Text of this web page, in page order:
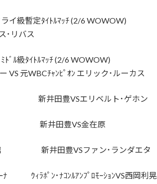
イ級暫定ﾀｲﾄﾙﾏｯﾁ (2/6 WOWOW)
･リバス
ﾞﾙ級ﾀｲﾄﾙﾏｯﾁ (2/6 WOWOW)
VS 元WBCﾁｬﾝﾋﾟｵﾝ エリック･ルーカス
新井田豊VSエリベルト･ゲホン
新井田豊VS金在原
新井田豊VSファン･ランダエタ
ﾅ ｳｨﾗﾎﾟﾝ･ﾅｺﾝﾙｱﾝﾌﾟﾛﾓｰｼｮﾝVS西岡利晃